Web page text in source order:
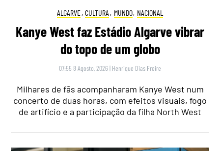
ALGARVE, CULTURA , MUNDO, NACIONAL
Kanye West faz Estádio Algarve vibrar
do topo de um globo
07:55 8 Agosto, 2026 | Henrique Dias Freire
Milhares de fãs acompanharam Kanye West num
concerto de duas horas, com efeitos visuais, fogo
de artifício e a participação da filha North West